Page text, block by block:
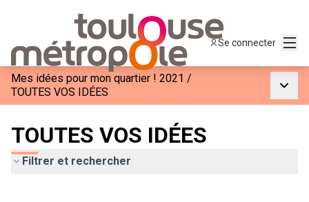
Se connecter
Mes idées pour mon quartier ! 2021 /
TOUTES VOS IDÉES
TOUTES VOS IDÉES
Filtrer et rechercher